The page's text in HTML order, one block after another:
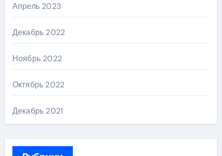
Апрель 2023
Декабрь 2022
Ноябрь 2022
Октябрь 2022
Декабрь 2021